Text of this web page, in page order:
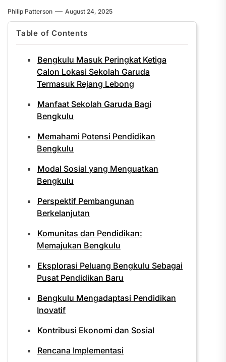
Philip Patterson August 24, 2025
Table of Contents
Bengkulu Masuk Peringkat Ketiga
Calon Lokasi Sekolah Garuda
Termasuk Rejang Lebong
Manfaat Sekolah Garuda Bagi
Bengkulu
Memahami Potensi Pendidikan
Bengkulu
Modal Sosial yang Menguatkan
Bengkulu
Perspektif Pembangunan
Berkelanjutan
Komunitas dan Pendidikan:
Memajukan Bengkulu
Eksplorasi Peluang Bengkulu Sebagai
Pusat Pendidikan Baru
Bengkulu Mengadaptasi Pendidikan
Inovatif
Kontribusi Ekonomi dan Sosial
Rencana Implementasi